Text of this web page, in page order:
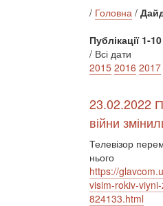
/ Головна /
Публікації 1-
/ Всі дати
2015 2016 2017
23.02.2022
війни
Телевізор
нього
https://
visim-rokiv-
824133.html